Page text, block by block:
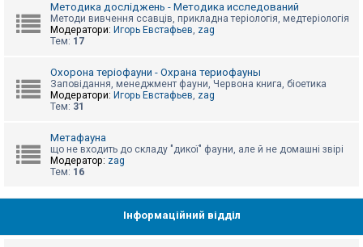
б
е
д
п
о
е
й
А
и
Методика досліджень - Методика исследований
Методи вивчення ссавців, прикладна теріологія, медтеріологія
Модератори: Игорь Евстафьев, zag
Тем: 17
Охорона теріофауни - Охрана териофауны
Заповідання, менеджмент фауни, Червона книга, біоетика
Модератори: Игорь Евстафьев, zag
Тем: 31
Метафауна
що не входить до складу "дикої" фауни, але й не домашні звірі
Модератор: zag
Тем: 16
Інформаційний відділ